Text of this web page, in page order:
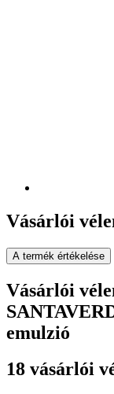
Vásárlói
A termék értékelése
Vásárlói
emulzió
18 vásárlói